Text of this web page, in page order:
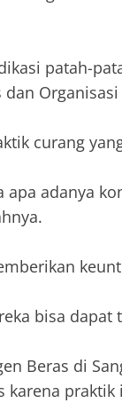
patah-
curang
apa adanya
bisa
Beras di